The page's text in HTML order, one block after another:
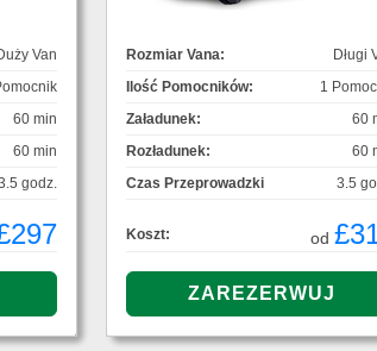
Van
60 min
60 min
godz.
Rozmiar Vana:
Długi
Ilość Pomocników:
1
Załadunek:
60
Rozładunek:
60
Czas Przeprowadzki
3.5
Koszt: od